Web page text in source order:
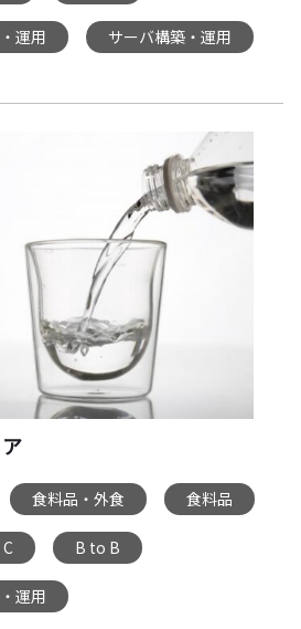
運用 サーバ構築・運用
食料品・外食 食料品
B to B
運用